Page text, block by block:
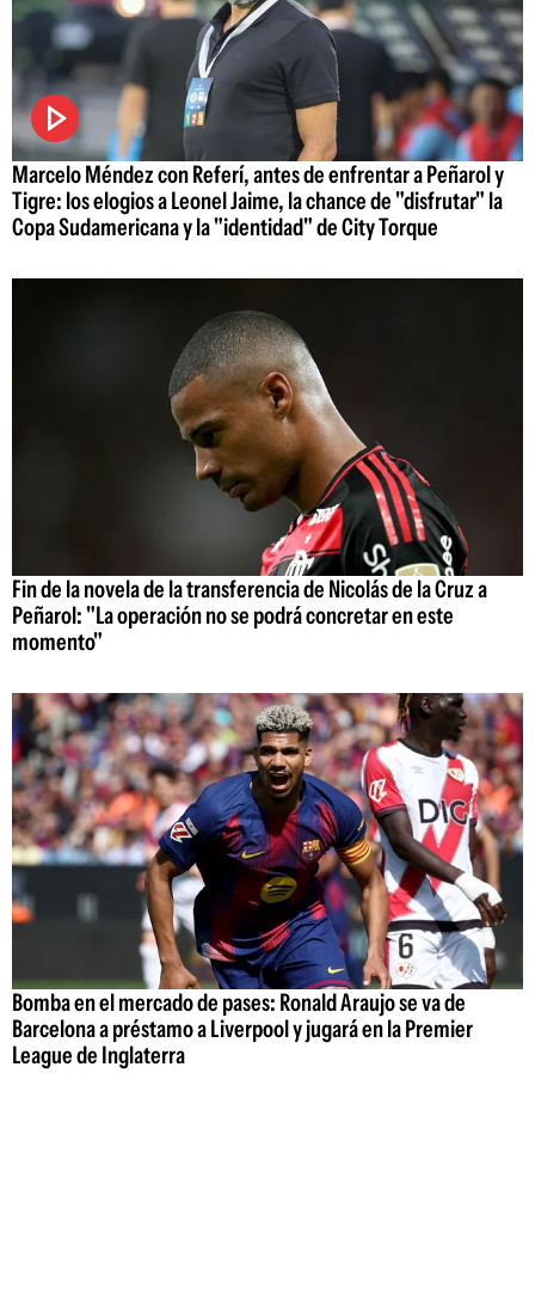
Marcelo Méndez con Referí, antes de enfrentar a Peñarol y
Tigre: los elogios a Leonel Jaime, la chance de "disfrutar" la
Copa Sudamericana y la "identidad" de City Torque
Fin de la novela de la transferencia de Nicolás de la Cruz a
Peñarol: "La operación no se podrá concretar en este
momento"
Bomba en el mercado de pases: Ronald Araujo se va de
Barcelona a préstamo a Liverpool y jugará en la Premier
League de Inglaterra